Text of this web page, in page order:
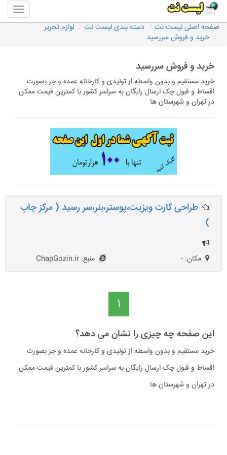
منوی
سایت
صفحه اصلی لیست نت دسته بندی لیست نت
لوازم تحریر
خرید و فروش سررسید
خرید و فروش سررسید
خرید مستقیم و بدون واسطه از تولیدی و کارخانه عمده و جز بصورت
اقساط و قبول چک ارسال رایگان به سراسر کشور با کمترین قیمت ممکن
در تهران و شهرستان ها
طراحی کارت ویزیت،پوستر،بنر،سر رسید ( مرکز چاپ
)
مکان: - منبع: ChapGozin.ir
1
این صفحه چه چیزی را نشان می دهد؟
خرید مستقیم و بدون واسطه از تولیدی و کارخانه عمده و جز بصورت
اقساط و قبول چک ارسال رایگان به سراسر کشور با کمترین قیمت ممکن
در تهران و شهرستان ها